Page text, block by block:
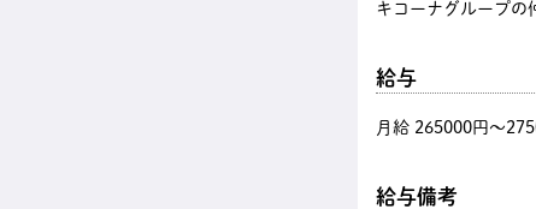
キコーナグループの
給与
月給 265000円〜
給与備考